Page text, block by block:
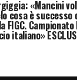
«Mancini
cosa è
FIGC.
italiano»